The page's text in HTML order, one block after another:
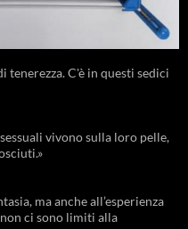
C'è in questi sedici
vivono sulla loro pelle,
ma anche all’esperienza
ci sono limiti alla